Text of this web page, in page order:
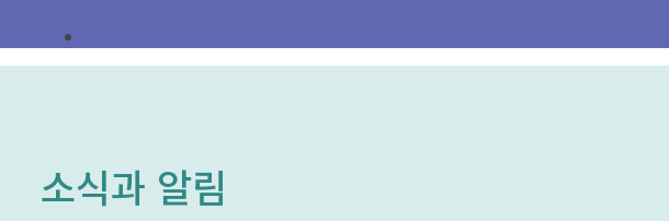
소식과 알림